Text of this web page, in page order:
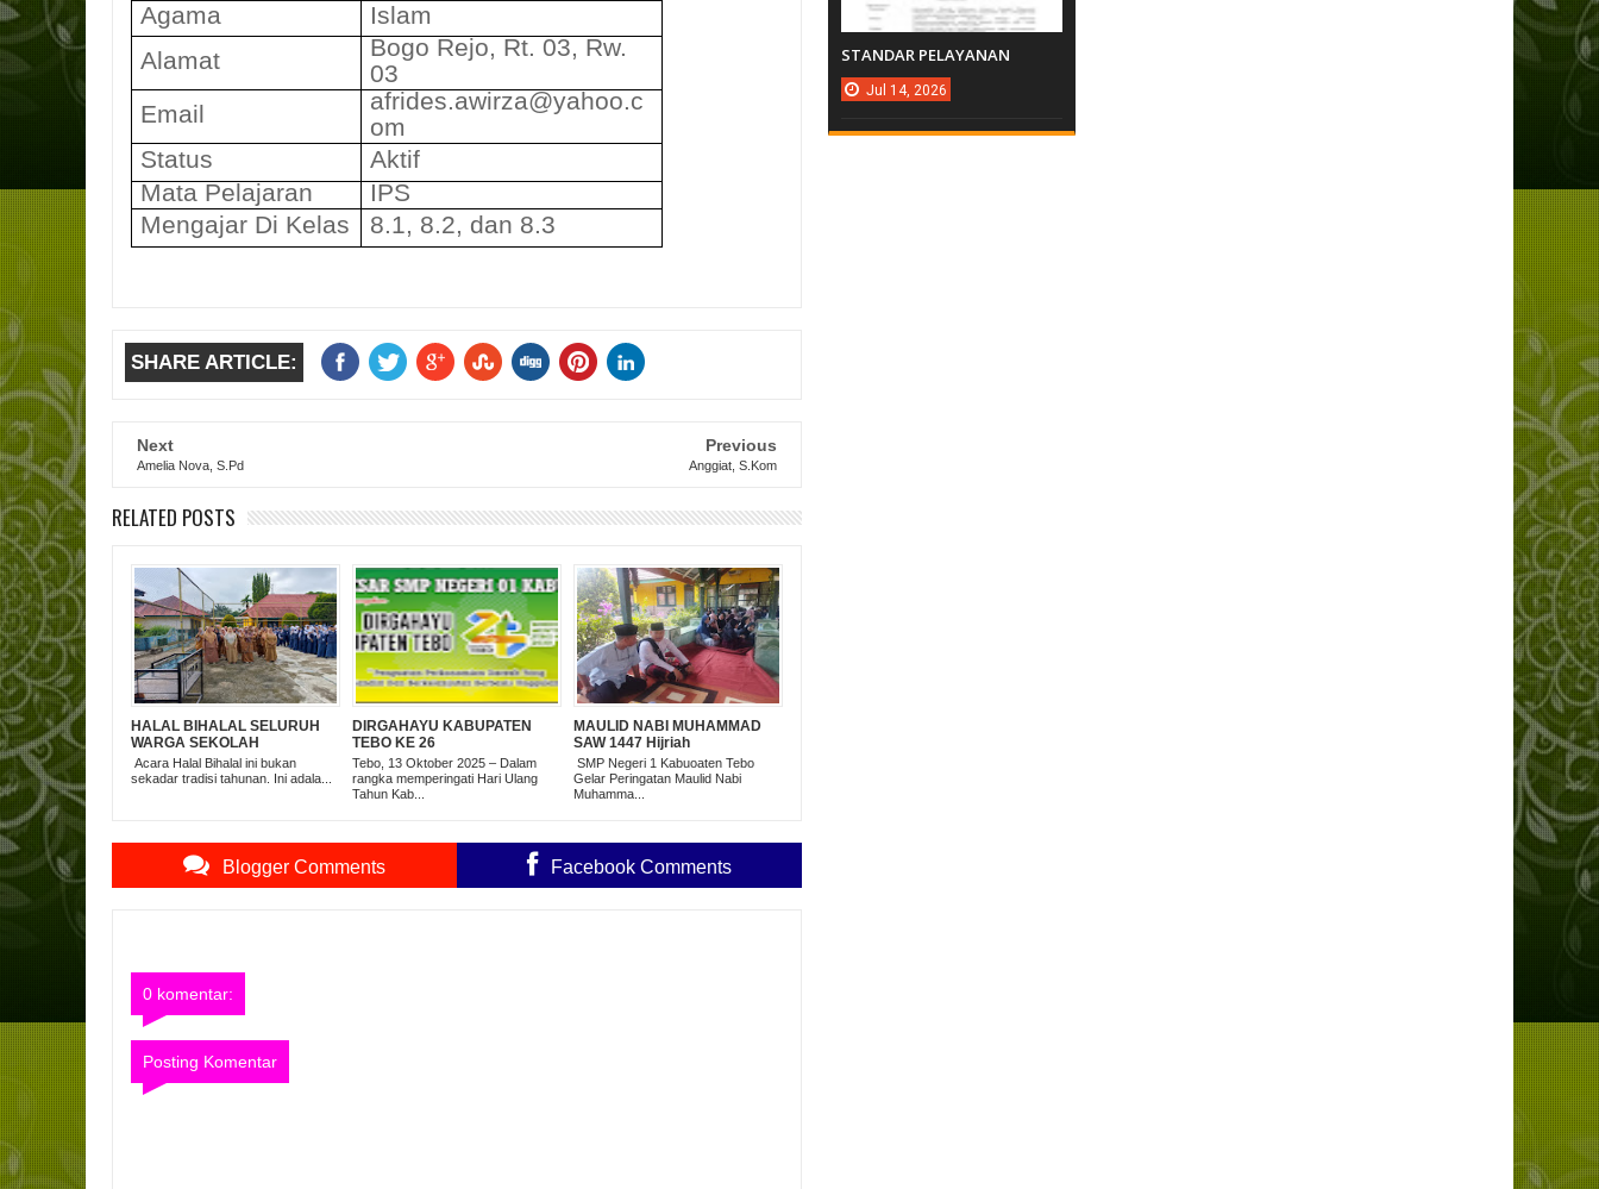
Agama
Islam
Alamat
Bogo Rejo, Rt. 03, Rw.
03
Email
afrides.awirza@yahoo.c
om
Status
Aktif
Mata Pelajaran
IPS
Mengajar Di Kelas
8.1, 8.2, dan 8.3
SHARE ARTICLE:
Next
Amelia Nova, S.Pd
Previous
Anggiat, S.Kom
RELATED POSTS
HALAL BIHALAL SELURUH
WARGA SEKOLAH
Acara Halal Bihalal ini bukan
sekadar tradisi tahunan. Ini adala...
DIRGAHAYU KABUPATEN
TEBO KE 26
Tebo, 13 Oktober 2025 – Dalam
rangka memperingati Hari Ulang
Tahun Kab...
MAULID NABI MUHAMMAD
SAW 1447 Hijriah
SMP Negeri 1 Kabuoaten Tebo
Gelar Peringatan Maulid Nabi
Muhamma...
Blogger Comments Facebook Comments
0 komentar:
Posting Komentar
STANDAR PELAYANAN
Jul 14, 2026